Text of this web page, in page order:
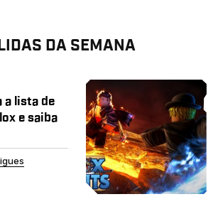
DA SEMANA
a lista de
e saiba